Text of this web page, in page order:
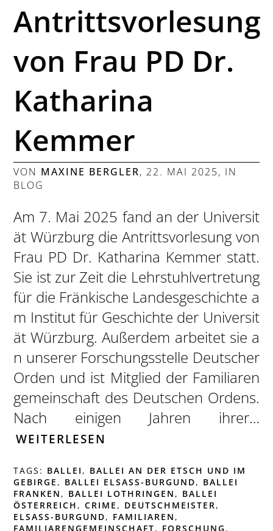
Antrittsvorlesung
von Frau PD Dr.
Katharina
Kemmer
VON MAXINE BERGLER, 22. MAI 2025, IN
BLOG
Am 7. Mai 2025 fand an der Universit
ät Würzburg die Antrittsvorlesung von
Frau PD Dr. Katharina Kemmer statt.
Sie ist zur Zeit die Lehrstuhlvertretung
für die Fränkische Landesgeschichte a
m Institut für Geschichte der Universit
ät Würzburg. Außerdem arbeitet sie a
n unserer Forschungsstelle Deutscher
Orden und ist Mitglied der Familiaren
gemeinschaft des Deutschen Ordens.
Nach einigen Jahren ihrer…
WEITERLESEN
TAGS: BALLEI , BALLEI AN DER ETSCH UND IM
GEBIRGE , BALLEI ELSASS-BURGUND, BALLEI
FRANKEN , BALLEI LOTHRINGEN , BALLEI
ÖSTERREICH ,CRIME , DEUTSCHMEISTER ,
ELSASS-BURGUND, FAMILIAREN ,
FAMILIARENGEMEINSCHAFT, FORSCHUNG ,